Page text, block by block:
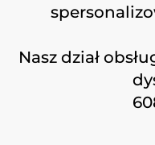
Nasz dział